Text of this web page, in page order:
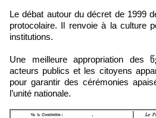
Le débat autour du décret de 1999
protocolaire. Il renvoie à la culture
institutions.
Une meilleure appropriation des
acteurs publics et les citoyens
pour garantir des cérémonies
l’unité nationale.